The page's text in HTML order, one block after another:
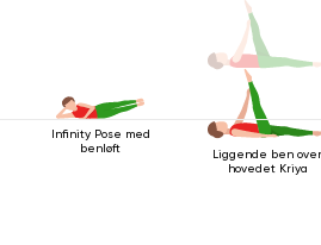
Infinity Pose med
benløft
Liggende ben over
hovedet Kriya